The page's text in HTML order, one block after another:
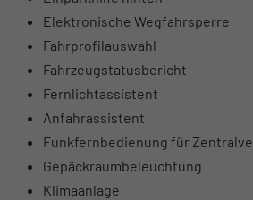
Elektronische Wegfahrsperre
Fahrprofilauswahl
Fahrzeugstatusbericht
Fernlichtassistent
Anfahrassistent
Funkfernbedienung für
Gepäckraumbeleuchtung
Klimaanlage